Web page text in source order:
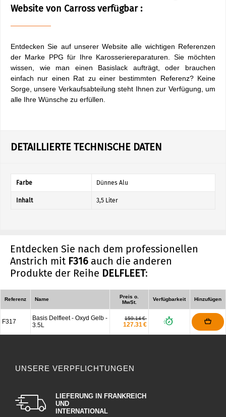
Website von Carross verfügbar :
Entdecken Sie auf unserer Website alle wichtigen Referenzen
der Marke PPG für Ihre Karosseriereparaturen. Sie möchten
wissen, wie man einen Basislack aufträgt, oder brauchen
einfach nur einen Rat zu einer bestimmten Referenz? Keine
Sorge, unsere Verkaufsabteilung steht Ihnen zur Verfügung, um
alle Ihre Wünsche zu erfüllen.
DETAILLIERTE TECHNISCHE DATEN
Farbe Dünnes Alu
Inhalt 3,5 Liter
Entdecken Sie nach dem professionellen
Anstrich mit F316 auch die anderen
Produkte der Reihe DELFLEET:
Referenz Name
Preis o.
MwSt.
Verfügbarkeit Hinzufügen
F317
Basis Delfleet - Oxyd Gelb -
3.5L
159.14 €
127.31 €
UNSERE VERPFLICHTUNGEN
LIEFERUNG IN FRANKREICH
UND
INTERNATIONAL